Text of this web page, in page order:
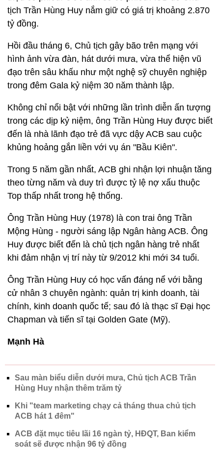
tịch Trần Hùng Huy nắm giữ có giá trị khoảng 2.870
tỷ đồng.
Hồi đầu tháng 6, Chủ tịch gây bão trên mạng với
hình ảnh vừa đàn, hát dưới mưa, vừa thể hiện vũ
đạo trên sâu khấu như một nghệ sỹ chuyên nghiệp
trong đêm Gala kỷ niệm 30 năm thành lập.
Không chỉ nổi bật với những lần trình diễn ấn tượng
trong các dịp kỷ niệm, ông Trần Hùng Huy được biết
đến là nhà lãnh đạo trẻ đã vực dậy ACB sau cuộc
khủng hoảng gắn liền với vụ án "Bầu Kiên".
Trong 5 năm gần nhất, ACB ghi nhận lợi nhuận tăng
theo từng năm và duy trì được tỷ lệ nợ xấu thuộc
Top thấp nhất trong hệ thống.
Ông Trần Hùng Huy (1978) là con trai ông Trần
Mộng Hùng - người sáng lập Ngân hàng ACB. Ông
Huy được biết đến là chủ tịch ngân hàng trẻ nhất
khi đảm nhận vị trí này từ 9/2012 khi mới 34 tuổi.
Ông Trần Hùng Huy có học vấn đáng nể với bằng
cử nhân 3 chuyên ngành: quản trị kinh doanh, tài
chính, kinh doanh quốc tế; sau đó là thạc sĩ Đại học
Chapman và tiến sĩ tại Golden Gate (Mỹ).
Mạnh Hà
Sau màn biểu diễn dưới mưa, Chủ tịch ACB Trần
Hùng Huy nhận thêm trăm tỷ
Khi "team marketing chạy cả tháng thua chủ tịch
ACB hát 1 đêm"
ACB đặt mục tiêu lãi 16 ngàn tỷ, HĐQT, Ban kiểm
soát sẽ được nhận 96 tỷ đồng